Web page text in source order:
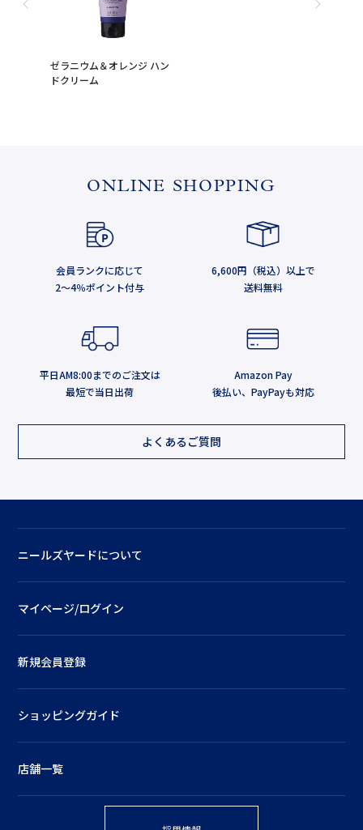
ゼラニウム＆オレンジ ハン
ドクリーム
ONLINE SHOPPING
会員ランクに応じて
2～4％ポイント付与
6,600円（税込）以上で
送料無料
平日AM8:00までのご注文は
最短で当日出荷
Amazon Pay
後払い、PayPayも対応
よくあるご質問
ニールズヤードについて
マイページ/ログイン
新規会員登録
ショッピングガイド
店舗一覧